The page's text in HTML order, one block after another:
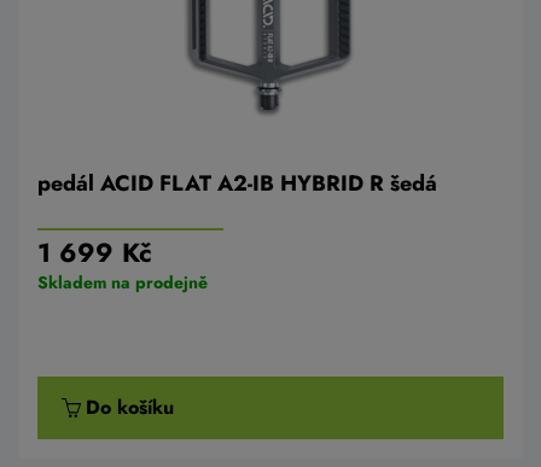
pedál ACID FLAT A2-IB HYBRID R šedá
1 699 Kč
Skladem na prodejně
Do košíku